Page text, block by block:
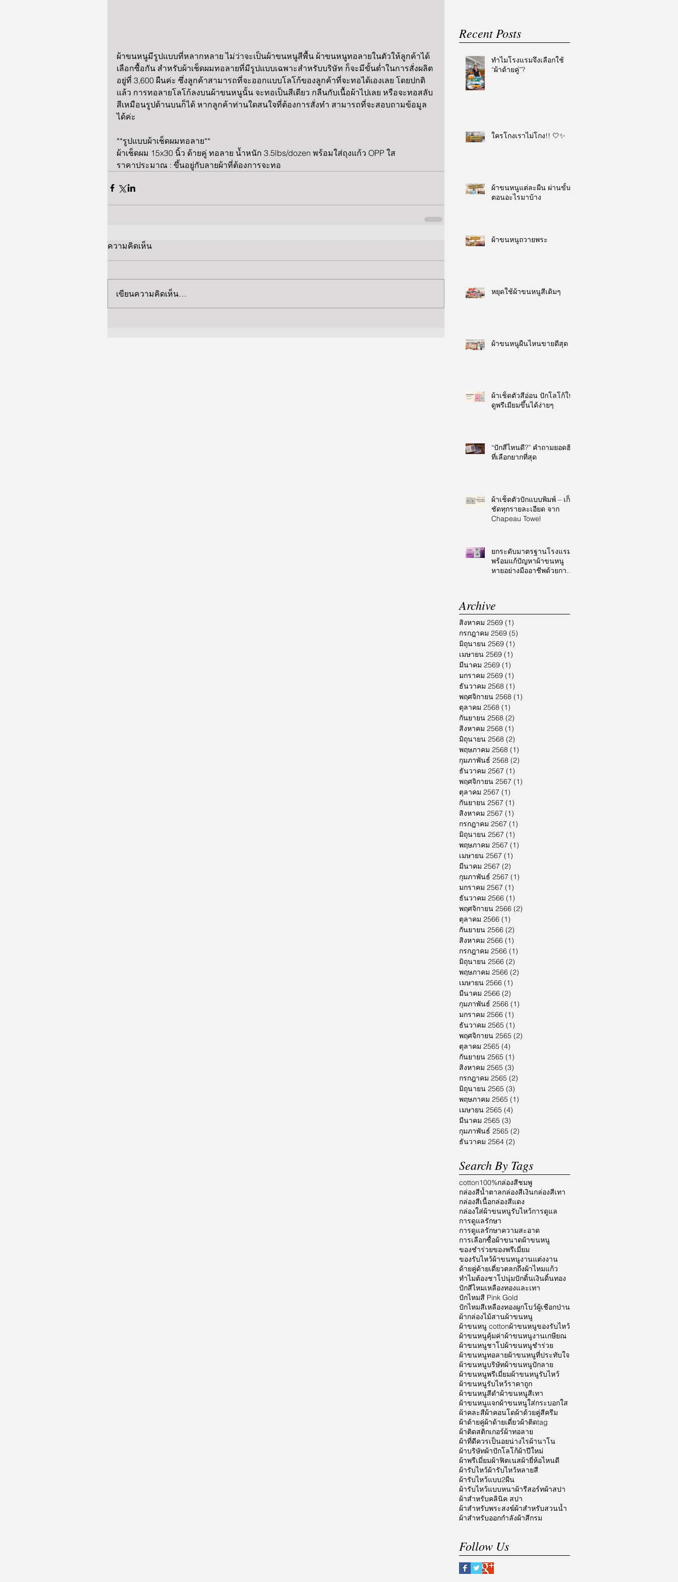
ผ้าขนหนูมีรูปแบบที่หลากหลาย ไม่ว่าจะเป็นผ้าขนหนูสีพื้น ผ้าขนหนูทอลายในตัวให้ลูกค้าได้
เลือกซื้อกัน สำหรับผ้าเช็ดผมทอลายที่มีรูปแบบเฉพาะสำหรับบริษัท ก็จะมีขั้นต่ำในการสั่งผลิต
อยู่ที่ 3,600 ผืนค่ะ ซึ่งลูกค้าสามารถที่จะออกแบบโลโก้ของลูกค้าที่จะทอได้เองเลย โดยปกติ
แล้ว การทอลายโลโก้ลงบนผ้าขนหนูนั้น จะทอเป็นสีเดียว กลืนกับเนื้อผ้าไปเลย หรือจะทอสลับ
สีเหมือนรูปด้านบนก็ได้ หากลูกค้าท่านใดสนใจที่ต้องการสั่งทำ สามารถที่จะสอบถามข้อมูล
ได้ค่ะ
**รูปแบบผ้าเช็ดผมทอลาย**
ผ้าเช็ดผม 15x30 นิ้ว ด้ายคู่ ทอลาย น้ำหนัก 3.5lbs/dozen พร้อมใส่ถุงแก้ว OPP ใส
ราคาประมาณ : ขึ้นอยู่กับลายผ้าที่ต้องการจะทอ
ความคิดเห็น
เขียนความคิดเห็น…
Recent Posts
ทำไมโรงแรมจึงเลือกใช้
“ผ้าด้ายคู่”?
ใครโกงเราไม่โกง!! 🤍✨
ผ้าขนหนูแต่ละผืน ผ่านขั้น
ตอนอะไรมาบ้าง
ผ้าขนหนูถวายพระ
หยุดใช้ผ้าขนหนูสีเดิมๆ
ผ้าขนหนูผืนไหนขายดีสุด
ผ้าเช็ดตัวสีอ่อน ปักโลโก้ให้
ดูพรีเมียมขึ้นได้ง่ายๆ
“ปักสีไหนดี?” คำถามยอดฮิต
ที่เลือกยากที่สุด
ผ้าเช็ดตัวปักแบบพิมพ์ – เก็บ
ชัดทุกรายละเอียด จาก
Chapeau Towel
ยกระดับมาตรฐานโรงแรม
พร้อมแก้ปัญหาผ้าขนหนู
หายอย่างมืออาชีพด้วยการ
Archive
สิงหาคม 2569 (1)
กรกฎาคม 2569 (5)
มิถุนายน 2569 (1)
เมษายน 2569 (1)
มีนาคม 2569 (1)
มกราคม 2569 (1)
ธันวาคม 2568 (1)
พฤศจิกายน 2568 (1)
ตุลาคม 2568 (1)
กันยายน 2568 (2)
สิงหาคม 2568 (1)
มิถุนายน 2568 (2)
พฤษภาคม 2568 (1)
กุมภาพันธ์ 2568 (2)
ธันวาคม 2567 (1)
พฤศจิกายน 2567 (1)
ตุลาคม 2567 (1)
กันยายน 2567 (1)
สิงหาคม 2567 (1)
กรกฎาคม 2567 (1)
มิถุนายน 2567 (1)
พฤษภาคม 2567 (1)
เมษายน 2567 (1)
มีนาคม 2567 (2)
กุมภาพันธ์ 2567 (1)
มกราคม 2567 (1)
ธันวาคม 2566 (1)
พฤศจิกายน 2566 (2)
ตุลาคม 2566 (1)
กันยายน 2566 (2)
สิงหาคม 2566 (1)
กรกฎาคม 2566 (1)
มิถุนายน 2566 (2)
พฤษภาคม 2566 (2)
เมษายน 2566 (1)
มีนาคม 2566 (2)
กุมภาพันธ์ 2566 (1)
มกราคม 2566 (1)
ธันวาคม 2565 (1)
พฤศจิกายน 2565 (2)
ตุลาคม 2565 (4)
กันยายน 2565 (1)
สิงหาคม 2565 (3)
กรกฎาคม 2565 (2)
มิถุนายน 2565 (3)
พฤษภาคม 2565 (1)
เมษายน 2565 (4)
มีนาคม 2565 (3)
กุมภาพันธ์ 2565 (2)
ธันวาคม 2564 (2)
Search By Tags
cotton100%กล่องสีชมพู
กล่องสีน้ำตาลกล่องสีเงินกล่องสีเทา
กล่องสีเนื้อกล่องสีแดง
กล่องใส่ผ้าขนหนูรับไหว้การดูแล
การดูแลรักษา
การดูแลรักษาความสะอาด
การเลือกซื้อผ้าขนาดผ้าขนหนู
ของชำร่วยของพรีเมี่ยม
ของรับไหว้ผ้าขนหนูงานแต่งงาน
ด้ายคู่ด้ายเดี่ยวตลกถึงผ้าไหมแก้ว
ทำไมต้องชาโปนุ่มปักดิ้นเงินดิ้นทอง
ปักสีไหมเหลืองทองและเทา
ปักไหมสี Pink Gold
ปักไหมสีเหลืองทองผูกโบว์ผู้เชือกป่าน
ผ้ากล่องไม้สานผ้าขนหนู
ผ้าขนหนู cottonผ้าขนหนูของรับไหว้
ผ้าขนหนูคุ้มค่าผ้าขนหนูงานเกษียณ
ผ้าขนหนูชาโปผ้าขนหนูชำร่วย
ผ้าขนหนูทอลายผ้าขนหนูที่ประทับใจ
ผ้าขนหนูบริษัทผ้าขนหนูปักลาย
ผ้าขนหนูพรีเมี่ยมผ้าขนหนูรับไหว้
ผ้าขนหนูรับไหว้ราคาถูก
ผ้าขนหนูสีดำผ้าขนหนูสีเทา
ผ้าขนหนูแจกผ้าขนหนูใส่กระบอกใส
ผ้าคละสีผ้าคอนโดผ้าด้วยคู่สีครีม
ผ้าด้ายคู่ผ้าด้ายเดี่ยวผ้าติดtag
ผ้าติดสติกเกอร์ผ้าทอลาย
ผ้าที่ดีควรเป็นอยน่างไรผ้านาโน
ผ้าบริษัทผ้าปักโลโก้ผ้าปีใหม่
ผ้าพรีเมี่ยมผ้าฟิตเนสผ้ายี่ห้อไหนดี
ผ้ารับไหว้ผ้ารับไหว้หลายสี
ผ้ารับไหว้แบบ2ผืน
ผ้ารับไหว้แบบหนาผ้ารีสอร์ทผ้าสปา
ผ้าสำหรับคลินิค สปา
ผ้าสำหรับพระสงฆ์ผ้าสำหรับสวนน้ำ
ผ้าสำหรับออกกำลังผ้าสีกรม
Follow Us